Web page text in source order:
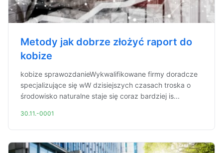
Metody jak dobrze złożyć raport do
kobize
kobize sprawozdanieWykwalifikowane firmy doradcze
specjalizujące się wW dzisiejszych czasach troska o
środowisko naturalne staje się coraz bardziej is...
30.11.-0001